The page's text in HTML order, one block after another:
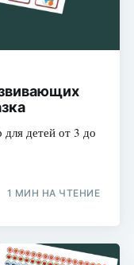
для детей от 3 до
1 МИН НА ЧТЕНИЕ